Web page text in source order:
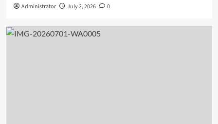
Administrator July 2, 2026 0